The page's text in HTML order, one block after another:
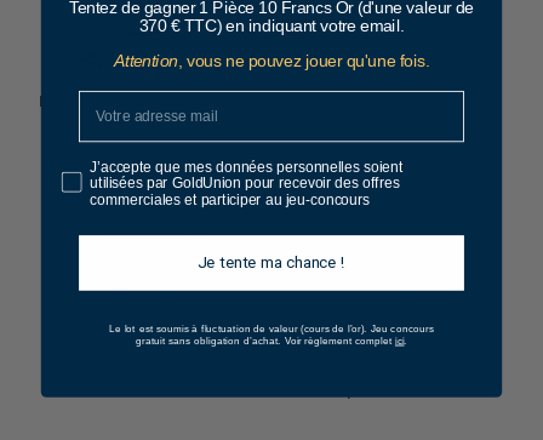
Pierres semi-précieuses
Tentez de gagner 1 Pièce 10 Francs Or (d'une valeur de
370 € TTC) en indiquant votre email.
Attention , vous ne pouvez jouer qu'une fois.
J’accepte que mes données personnelles soient
utilisées par GoldUnion pour recevoir des offres
commerciales et participer au jeu-concours
Je tente ma chance !
Le lot est soumis à fluctuation de valeur (cours de l’or). Jeu concours
gratuit sans obligation d’achat. Voir règlement complet ici.